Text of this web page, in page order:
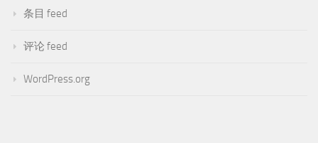
条目 feed
评论 feed
WordPress.org